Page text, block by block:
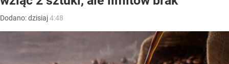
Dodano:dzisiaj4:48